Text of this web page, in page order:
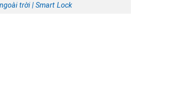
trời | Smart Lock